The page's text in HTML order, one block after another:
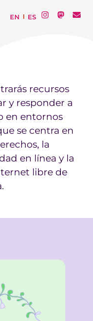
EN ES
recursos
y responder a
en entornos
se centra en
la
en línea y la
libre de